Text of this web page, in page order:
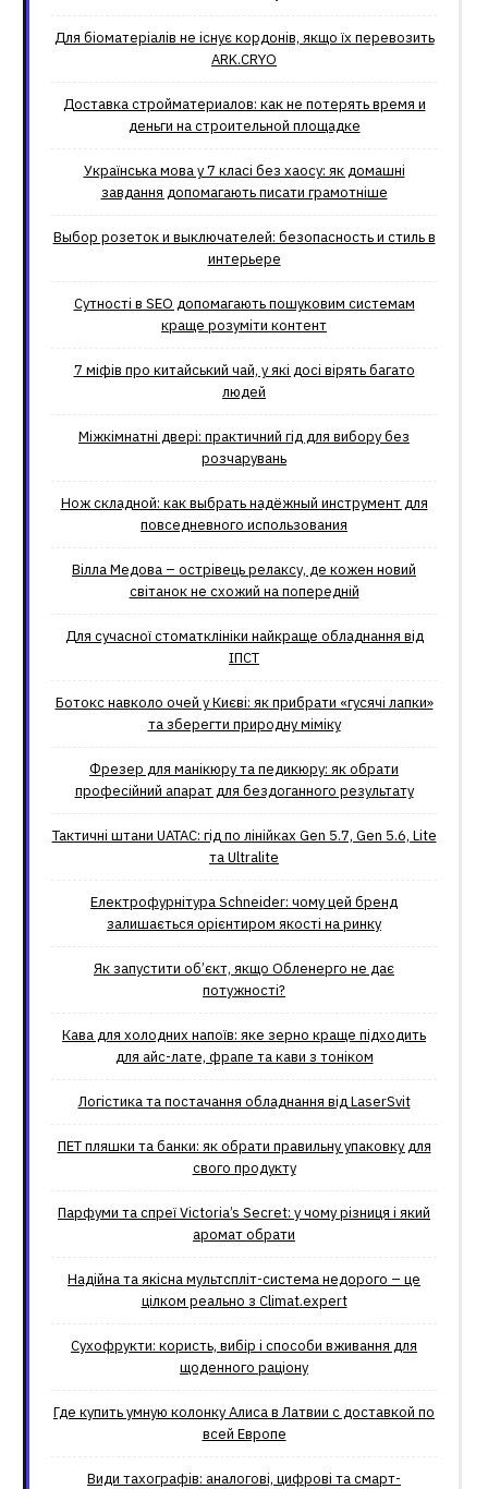
Для біоматеріалів не існує кордонів, якщо їх перевозить
ARK.CRYO
Доставка стройматериалов: как не потерять время и
деньги на строительной площадке
Українська мова у 7 класі без хаосу: як домашні
завдання допомагають писати грамотніше
Выбор розеток и выключателей: безопасность и стиль в
интерьере
Сутності в SEO допомагають пошуковим системам
краще розуміти контент
7 міфів про китайський чай, у які досі вірять багато
людей
Міжкімнатні двері: практичний гід для вибору без
розчарувань
Нож складной: как выбрать надёжный инструмент для
повседневного использования
Вілла Медова – острівець релаксу, де кожен новий
світанок не схожий на попередній
Для сучасної стоматклініки найкраще обладнання від
ІПСТ
Ботокс навколо очей у Києві: як прибрати «гусячі лапки»
та зберегти природну міміку
Фрезер для манікюру та педикюру: як обрати
професійний апарат для бездоганного результату
Тактичні штани UATAC: гід по лінійках Gen 5.7, Gen 5.6, Lite
та Ultralite
Електрофурнітура Schneider: чому цей бренд
залишається орієнтиром якості на ринку
Як запустити об’єкт, якщо Обленерго не дає
потужності?
Кава для холодних напоїв: яке зерно краще підходить
для айс-лате, фрапе та кави з тоніком
Логістика та постачання обладнання від LaserSvit
ПЕТ пляшки та банки: як обрати правильну упаковку для
свого продукту
Парфуми та спреї Victoria’s Secret: у чому різниця і який
аромат обрати
Надійна та якісна мультспліт-система недорого – це
цілком реально з Climat.еxpert
Сухофрукти: користь, вибір і способи вживання для
щоденного раціону
Где купить умную колонку Алиса в Латвии с доставкой по
всей Европе
Види тахографів: аналогові, цифрові та смарт-